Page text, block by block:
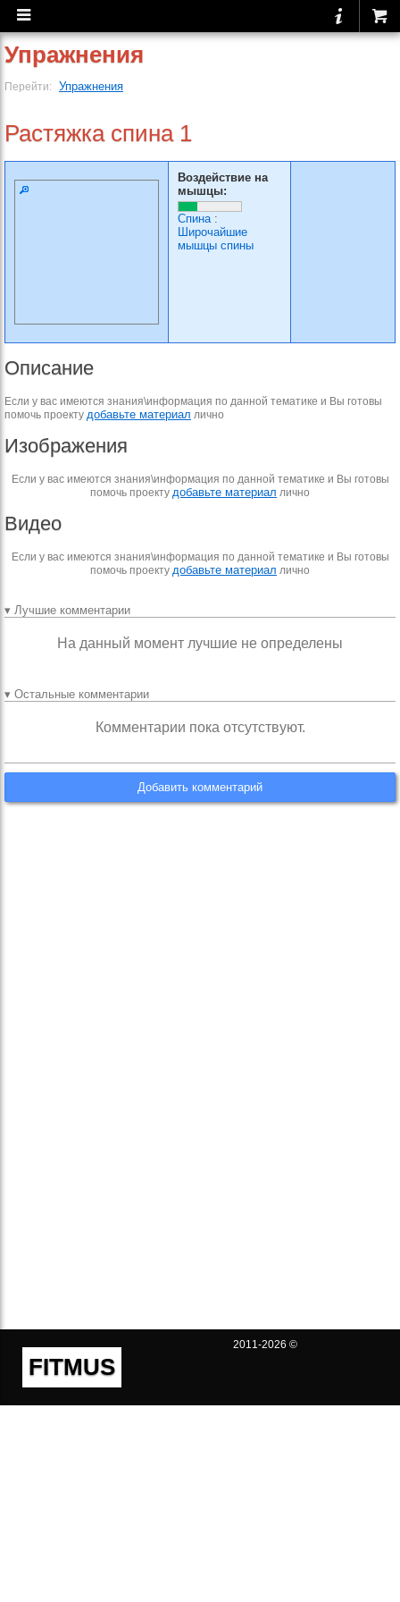
Упражнения
Перейти: Упражнения
Растяжка спина 1
Воздействие на
мышцы:
Спина:
Широчайшие
мышцы спины
Описание
Если у вас имеются знания\информация по данной тематике и Вы готовы
помочь проекту добавьте материал лично
Изображения
Если у вас имеются знания\информация по данной тематике и Вы готовы
помочь проекту добавьте материал лично
Видео
Если у вас имеются знания\информация по данной тематике и Вы готовы
помочь проекту добавьте материал лично
▾ Лучшие комментарии
На данный момент лучшие не определены
▾ Остальные комментарии
Комментарии пока отсутствуют.
Добавить комментарий
FITMUS
2011-2026 ©